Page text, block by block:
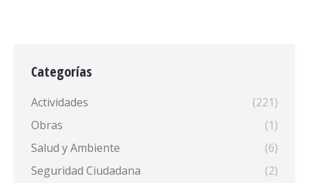
Categorías
Actividades
(221)
Obras
(1)
Salud y Ambiente
(6)
Seguridad Ciudadana
(2)